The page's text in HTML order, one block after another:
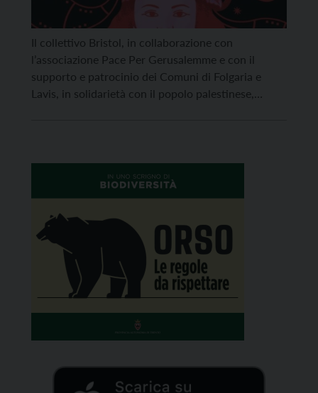
Il collettivo Bristol, in collaborazione con
l’associazione Pace Per Gerusalemme e con il
supporto e patrocinio dei Comuni di Folgaria e
Lavis, in solidarietà con il popolo palestinese,
da e sulla […]